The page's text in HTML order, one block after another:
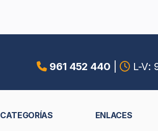
961 452 440
L-V:
CATEGORÍAS ENLACES